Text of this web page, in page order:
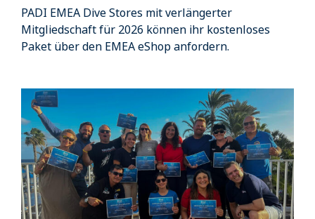
PADI EMEA Dive Stores mit verlängerter
Mitgliedschaft für 2026 können ihr kostenloses
Paket über den EMEA eShop anfordern.